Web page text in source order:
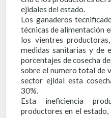
ejidales del estado.
Los ganaderos
técnicas de alimentación
los vientres
medidas sanitarias y de
porcentajes de cosecha
sobre el numero total de
sector ejidal esta
30%.
Esta ineficiencia
productores en el estado,